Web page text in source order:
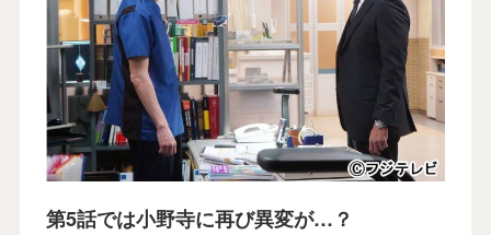
第5話では小野寺に再び異変が…？